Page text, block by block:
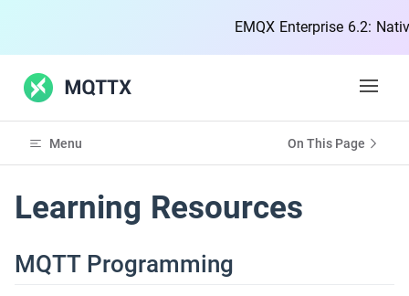
EMQX Enterprise 6.2:
Open
機能
ドキュメント
ブログ
Menu On This Page
Learning Resources
MQTT Programming